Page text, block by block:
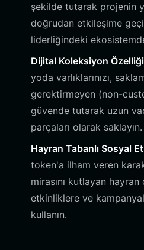
şekilde tutarak projenin
doğrudan etkileşime
liderliğindeki
Dijital Koleksiyon
yoda varlıklarınızı,
gerektirmeyen (non-
güvende tutarak uzun
parçaları olarak saklayın.
Hayran Tabanlı Sosyal
token'a ilham veren
mirasını kutlayan hayran
etkinliklere ve
kullanın.